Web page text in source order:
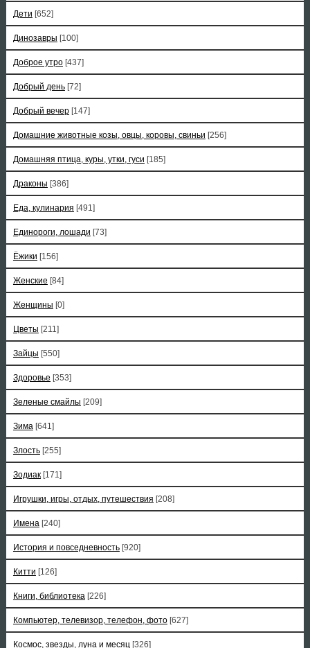
Дети [652]
Динозавры [100]
Доброе утро [437]
Добрый день [72]
Добрый вечер [147]
Домашние животные козы, овцы, коровы, свиньи [256]
Домашняя птица, куры, утки, гуси [185]
Драконы [386]
Еда, кулинария [491]
Единороги, лошади [73]
Ёжики [156]
Женские [84]
Женщины [0]
Цветы [211]
Зайцы [550]
Здоровье [353]
Зеленые смайлы [209]
Зима [641]
Злость [255]
Зодиак [171]
Игрушки, игры, отдых, путешествия [208]
Имена [240]
История и повседневность [920]
Китти [126]
Книги, библиотека [226]
Компьютер, телевизор, телефон, фото [627]
Космос, звезды, луна и месяц [326]